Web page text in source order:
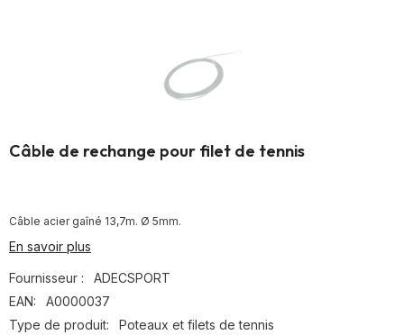
Câble de rechange pour filet de tennis
Câble acier gaîné 13,7m. Ø 5mm.
En savoir plus
Fournisseur :
ADECSPORT
EAN:
A0000037
Type de produit:
Poteaux et filets de tennis